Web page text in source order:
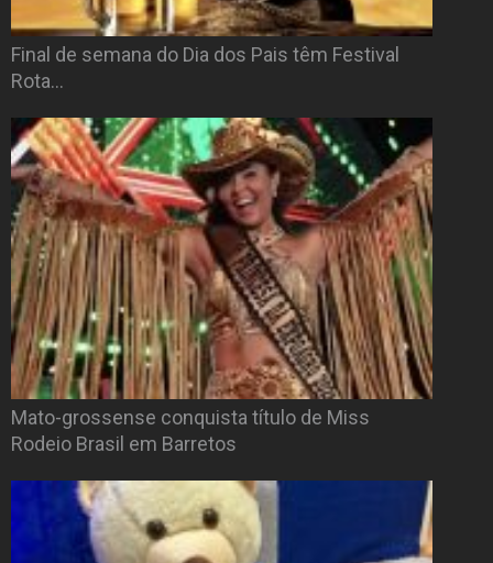
Final de semana do Dia dos Pais têm Festival
Rota…
Mato-grossense conquista título de Miss
Rodeio Brasil em Barretos